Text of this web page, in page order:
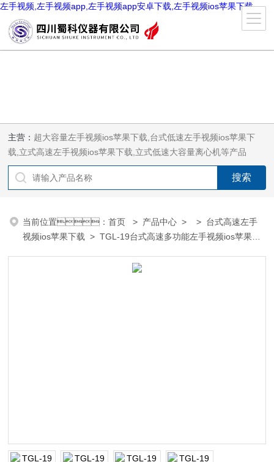
左手视频,左手视频app,左手视频app安卓下载,左手视频ios苹果下载
主营： 超大容量左手视频ios苹果下载,台式低速左手视频ios苹果下
载,立式高速左手视频ios苹果下载,立式低速大容量离心机等产品
当前位置：首页 > 产品中心 > > 台式高速左手
视频ios苹果下载 > TGL-19台式高速多功能左手视频ios苹果下